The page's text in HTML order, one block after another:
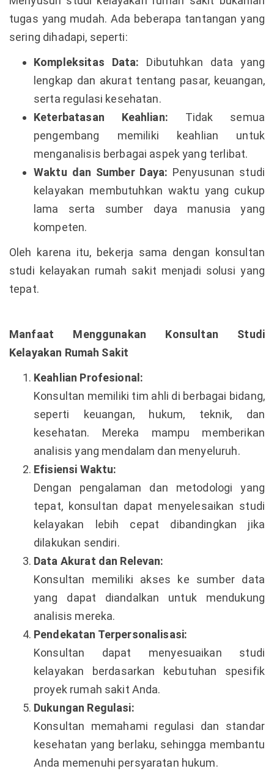
tugas yang mudah. Ada beberapa tantangan yang
sering dihadapi, seperti:
Kompleksitas Data: Dibutuhkan data yang
lengkap dan akurat tentang pasar, keuangan,
serta regulasi kesehatan.
Keterbatasan Keahlian: Tidak semua
pengembang memiliki keahlian untuk
menganalisis berbagai aspek yang terlibat.
Waktu dan Sumber Daya: Penyusunan studi
kelayakan membutuhkan waktu yang cukup
lama serta sumber daya manusia yang
kompeten.
Oleh karena itu, bekerja sama dengan konsultan
studi kelayakan rumah sakit menjadi solusi yang
tepat.
Manfaat Menggunakan Konsultan Studi
Kelayakan Rumah Sakit
Keahlian Profesional:
Konsultan memiliki tim ahli di berbagai bidang,
seperti keuangan, hukum, teknik, dan
kesehatan. Mereka mampu memberikan
analisis yang mendalam dan menyeluruh.
Efisiensi Waktu:
Dengan pengalaman dan metodologi yang
tepat, konsultan dapat menyelesaikan studi
kelayakan lebih cepat dibandingkan jika
dilakukan sendiri.
Data Akurat dan Relevan:
Konsultan memiliki akses ke sumber data
yang dapat diandalkan untuk mendukung
analisis mereka.
Pendekatan Terpersonalisasi:
Konsultan dapat menyesuaikan studi
kelayakan berdasarkan kebutuhan spesifik
proyek rumah sakit Anda.
Dukungan Regulasi:
Konsultan memahami regulasi dan standar
kesehatan yang berlaku, sehingga membantu
Anda memenuhi persyaratan hukum.